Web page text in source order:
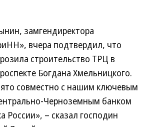
замгендиректора
вчера подтвердил, что
строительство ТРЦ в
Богдана Хмельницкого.
совместно с нашим ключевым
Черноземным банком
России», – сказал господин